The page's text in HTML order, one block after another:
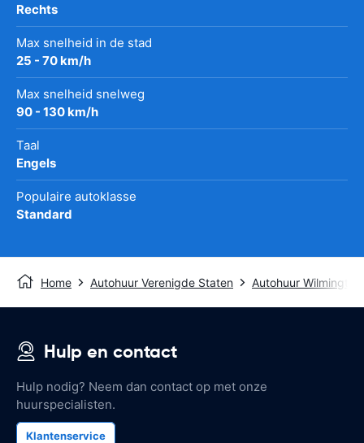
Rechts
Max snelheid in de stad
25 - 70 km/h
Max snelheid snelweg
90 - 130 km/h
Taal
Engels
Populaire autoklasse
Standard
Home Autohuur Verenigde Staten Autohuur Wilmington
Hulp en contact
Hulp nodig? Neem dan contact op met onze
huurspecialisten.
Klantenservice